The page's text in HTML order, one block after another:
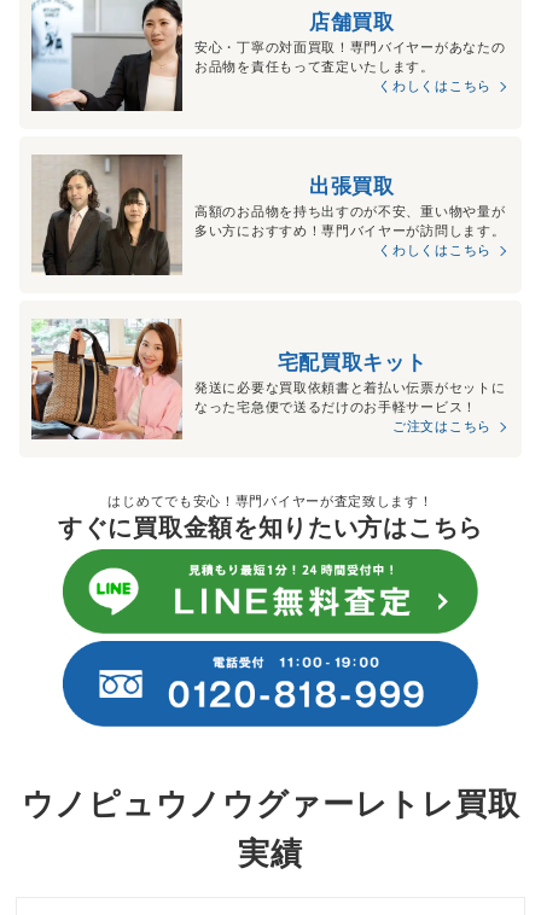
店舗買取
安心・丁寧の対面買取！専門バイヤーがあなたの
お品物を責任もって査定いたします。
くわしくはこちら
出張買取
高額のお品物を持ち出すのが不安、重い物や量が
多い方におすすめ！専門バイヤーが訪問します。
くわしくはこちら
宅配買取キット
発送に必要な買取依頼書と着払い伝票がセットに
なった宅急便で送るだけのお手軽サービス！
ご注文はこちら
はじめてでも安心！専門バイヤーが査定致します！
すぐに買取金額を知りたい方はこちら
ウノピュウノウグァーレトレ買取
実績